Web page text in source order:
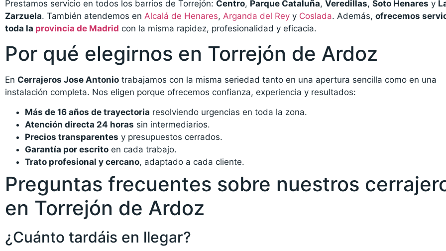
Prestamos servicio en todos los barrios de Torrejón: Centro, Parque Cataluña, Veredillas, Soto Henares y
Zarzuela. También atendemos en Alcalá de Henares, Arganda del Rey y Coslada. Además, ofrecemos
toda la provincia de Madrid con la misma rapidez, profesionalidad y eficacia.
Por qué elegirnos en Torrejón de Ardoz
En Cerrajeros Jose Antonio trabajamos con la misma seriedad tanto en una apertura sencilla como en una
instalación completa. Nos eligen porque ofrecemos confianza, experiencia y resultados:
Más de 16 años de trayectoria resolviendo urgencias en toda la zona.
Atención directa 24 horas sin intermediarios.
Precios transparentes y presupuestos cerrados.
Garantía por escrito en cada trabajo.
Trato profesional y cercano, adaptado a cada cliente.
Preguntas frecuentes sobre nuestros
en Torrejón de Ardoz
¿Cuánto tardáis en llegar?